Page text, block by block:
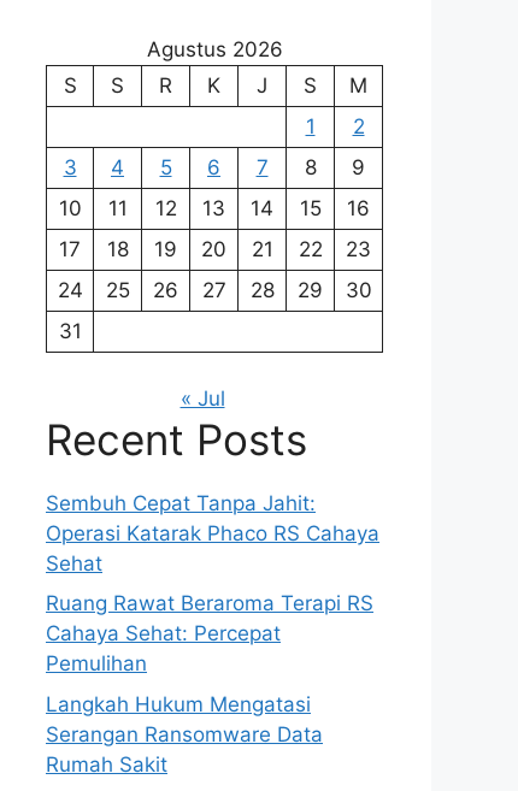
Agustus 2026
S
S R K J S
M
1
2
3
4 5 6 7 8
9
10
11 12 13 14 15
16
17
18 19 20 21 22
23
24
25 26 27 28 29
30
31
« Jul
Recent Posts
Sembuh Cepat Tanpa Jahit:
Operasi Katarak Phaco RS Cahaya
Sehat
Ruang Rawat Beraroma Terapi RS
Cahaya Sehat: Percepat
Pemulihan
Langkah Hukum Mengatasi
Serangan Ransomware Data
Rumah Sakit